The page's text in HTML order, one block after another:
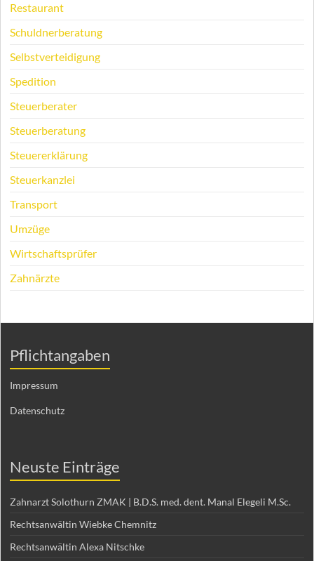
Restaurant
Schuldnerberatung
Selbstverteidigung
Spedition
Steuerberater
Steuerberatung
Steuererklärung
Steuerkanzlei
Transport
Umzüge
Wirtschaftsprüfer
Zahnärzte
Pflichtangaben
Impressum
Datenschutz
Neuste Einträge
Zahnarzt Solothurn ZMAK | B.D.S. med. dent. Manal Elegeli M.Sc.
Rechtsanwältin Wiebke Chemnitz
Rechtsanwältin Alexa Nitschke